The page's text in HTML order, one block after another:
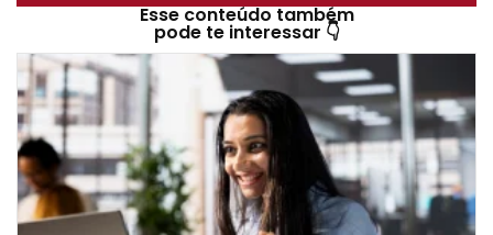
Esse conteúdo também
pode te interessar 👇